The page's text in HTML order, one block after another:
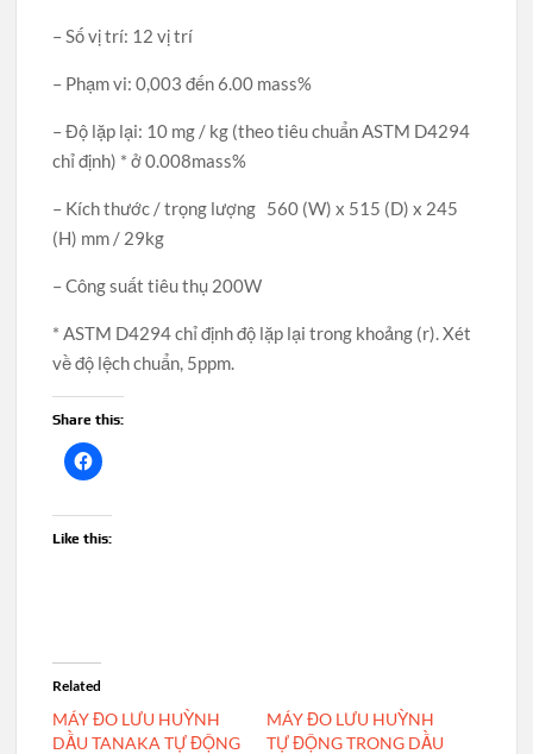
– Số vị trí: 12 vị trí
– Phạm vi: 0,003 đến 6.00 mass%
– Độ lặp lại: 10 mg / kg (theo tiêu chuẩn ASTM D4294
chỉ định) * ở 0.008mass%
– Kích thước / trọng lượng 560 (W) x 515 (D) x 245
(H) mm / 29kg
– Công suất tiêu thụ 200W
* ASTM D4294 chỉ định độ lặp lại trong khoảng (r). Xét
về độ lệch chuẩn, 5ppm.
Share this:
Like this:
Related
MÁY ĐO LƯU HUỲNH
DẦU TANAKA TỰ ĐỘNG
MÁY ĐO LƯU HUỲNH
TỰ ĐỘNG TRONG DẦU